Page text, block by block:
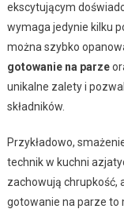
ekscytującym
wymaga jedynie kilku
można szybko
gotowanie na parze
unikalne zalety i
składników.
Przykładowo,
technik w kuchni
zachowują chrupkość,
gotowanie na parze to